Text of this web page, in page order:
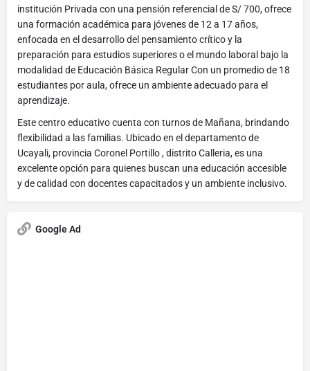
institución Privada con una pensión referencial de S/ 700, ofrece
una formación académica para jóvenes de 12 a 17 años,
enfocada en el desarrollo del pensamiento crítico y la
preparación para estudios superiores o el mundo laboral bajo la
modalidad de Educación Básica Regular Con un promedio de 18
estudiantes por aula, ofrece un ambiente adecuado para el
aprendizaje.
Este centro educativo cuenta con turnos de Mañana, brindando
flexibilidad a las familias. Ubicado en el departamento de
Ucayali, provincia Coronel Portillo , distrito Calleria, es una
excelente opción para quienes buscan una educación accesible
y de calidad con docentes capacitados y un ambiente inclusivo.
Google Ad